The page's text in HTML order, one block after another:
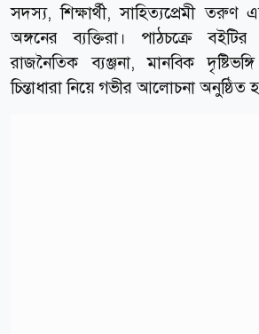
সদস্য, শিক্ষার্থী, সাহিত্যপ্রেমী তরুণ
অঙ্গনের ব্যক্তিরা। পাঠচক্রে বইটির
রাজনৈতিক ব্যঞ্জনা, মানবিক
চিন্তাধারা নিয়ে গভীর আলোচনা অনুষ্ঠিত